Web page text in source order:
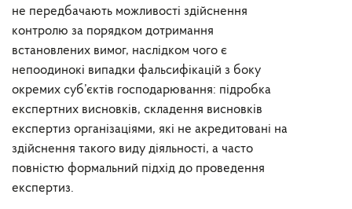
не передбачають можливості здійснення
контролю за порядком дотримання
встановлених вимог, наслідком чого є
непоодинокі випадки фальсифікацій з боку
окремих суб’єктів господарювання: підробка
експертних висновків, складення висновків
експертиз організаціями, які не акредитовані на
здійснення такого виду діяльності, а часто
повністю формальний підхід до проведення
експертиз.